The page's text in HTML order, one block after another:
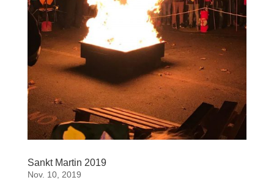
Sankt Martin 2019
Nov. 10, 2019